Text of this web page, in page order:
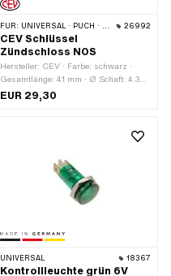
FÜR: UNIVERSAL · PUCH · SACHS · PONY / CILO (BETA 521 & 512) 26992
CEV Schlüssel
Zündschloss NOS
Hersteller: CEV · Farbe: schwarz ·
Gesamtlänge: 41 mm · Ø Schaft: 4.3
mm · Länge Schaft: 22 mm
EUR 29,30
UNIVERSAL 18367
Kontrollleuchte grün 6V